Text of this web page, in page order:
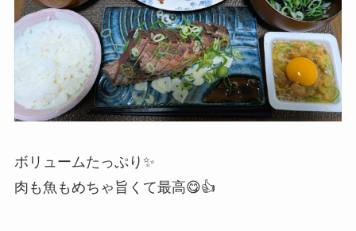
ボリュームたっぷり✨️
肉も魚もめちゃ旨くて最高😋👍